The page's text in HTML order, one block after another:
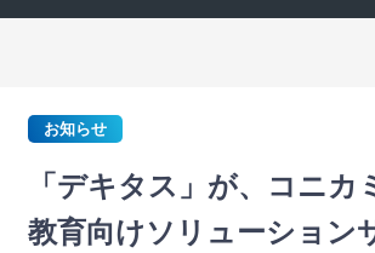
お知らせ
「デキタス」が、コニ
教育向けソリューショ